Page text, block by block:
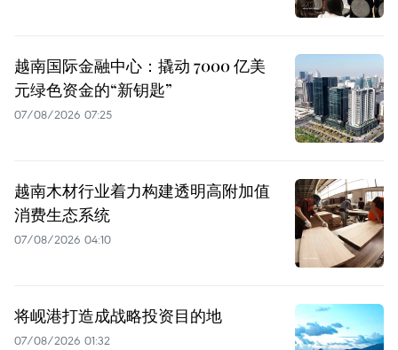
越南国际金融中心：撬动 7000 亿美
元绿色资金的“新钥匙”
07/08/2026 07:25
越南木材行业着力构建透明高附加值
消费生态系统
07/08/2026 04:10
将岘港打造成战略投资目的地
07/08/2026 01:32